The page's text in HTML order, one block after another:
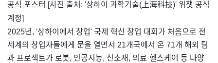
공식 포스터 [사진 출처: '상하이 과학기술(上海科技)' 위챗 공식
계정]
2025년, '상하이에서 창업' 국제 혁신 창업 대회가 처음으로 전
세계의 창업자들에게 문을 열면서 21개국에서 온 71개 해외 팀
과 프로젝트가 로봇, 인공지능, 신소재, 의료·헬스케어 등 다양